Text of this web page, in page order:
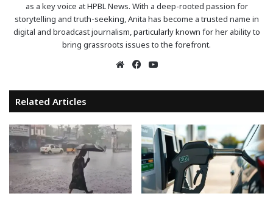
as a key voice at HPBL News. With a deep-rooted passion for
storytelling and truth-seeking, Anita has become a trusted name in
digital and broadcast journalism, particularly known for her ability to
bring grassroots issues to the forefront.
WebsiteFacebook
Related Articles